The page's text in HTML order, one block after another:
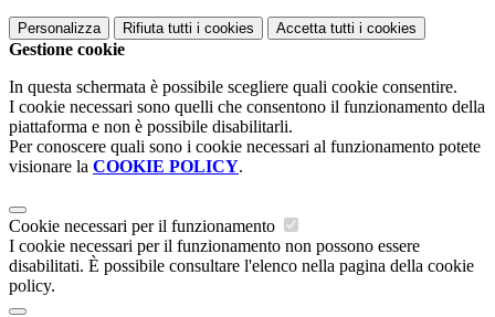
Personalizza Rifiuta tutti i cookies Accetta tutti i cookies
Gestione cookie
In questa schermata è possibile scegliere quali cookie consentire.
I cookie necessari sono quelli che consentono il funzionamento della
piattaforma e non è possibile disabilitarli.
Per conoscere quali sono i cookie necessari al funzionamento potete
visionare la COOKIE POLICY.
Cookie necessari per il funzionamento
I cookie necessari per il funzionamento non possono essere
disabilitati. È possibile consultare l'elenco nella pagina della cookie
policy.